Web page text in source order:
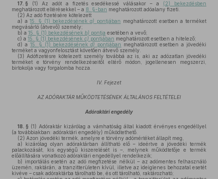
17. § (1) Az adót a fizetés esedékessé válásakor – a (2) bekezdésben
meghatározott eltérésekkel – a 8. §-ban meghatározott adóalany fizeti.
(2) Az adó fizetésére kötelezett
a) a15. § (1) bekezdéséneka) pontjában meghatározott esetben a terméket
megvásárló (átvevő) személy;
b) a 15. § (1) bekezdésének b) pontja esetében a vevő;
c) a 15. § (1) bekezdésének c) pontjában meghatározott esetben a hitelező;
d) a 15. § (1) bekezdésénekd) pontjában meghatározott esetben a jövedéki
terméket a vagyonfelosztást követően átvevő személy.
(3) Adófizetésre kötelezett személy továbbá az is, aki az adózatlan jövedéki
terméket e törvény rendelkezéseitől eltérő módon, jogellenesen megszerzi,
birtokolja vagy forgalomba hozza.
IV. Fejezet
AZ ADÓRAKTÁR MŰKÖDTETÉSÉNEK ÁLTALÁNOS FELTÉTELEI
Adóraktári engedély
18. § (1) Adóraktár kizárólag a vámhatóság által kiadott érvényes engedéllyel
(a továbbiakban: adóraktári engedély) működtethető.
(2) Azon jövedéki termék, amelyre e törvény adómértéket állapít meg,
a) kizárólag olyan adóraktárban állítható elő – ideértve a jövedéki termék
palackozását, kis egységű kiszerelését is –, melynek működtetője e termék
előállítására vonatkozó adóraktári engedéllyel rendelkezik;
b) importálás esetén az adó megfizetése nélkül – az adómentes felhasználó
üzemén, raktárán, a tranzitterületen kívül, illetve az ideiglenes behozatal esetét
kivéve – csak adóraktárba tárolható be, és ott tárolható, raktározható;